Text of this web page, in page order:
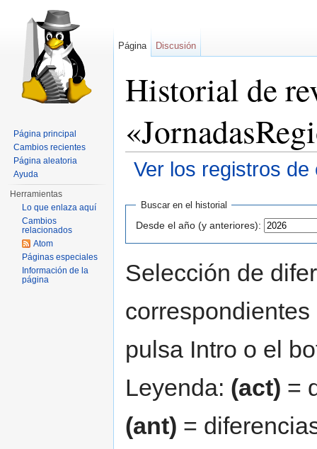
Historial de
Ver los registros de
Buscar en el historial
Desde el año (y anteriores):
Selección de
pulsa Intro o el
Leyenda: (act) =
(ant) =
Página Discusión
Página principal
Cambios recientes
Página aleatoria
Ayuda
Herramientas
Lo que enlaza aquí
Cambios
relacionados
Atom
Páginas especiales
Información de la
página